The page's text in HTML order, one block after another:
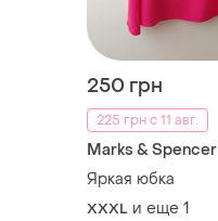
250 грн
225 грн с 11 авг.
Marks & Spencer
Яркая юбка
XXXL и еще 1